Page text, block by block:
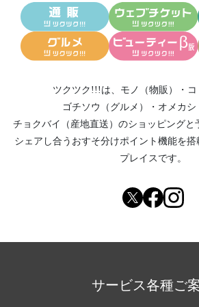
ツクツク!!!は、 モノ（物販） ・ コ
ゴチソウ（グルメ）
・ オメカシ
チョクバイ（産地直送） のショッピングと
シェアし合う おすそ分けポイント機能を搭
プレイスです。
サービス各種ご